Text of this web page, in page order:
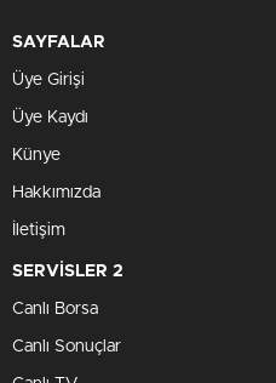
SAYFALAR
Üye Girişi
Üye Kaydı
Künye
Hakkımızda
İletişim
SERVİSLER 2
Canlı Borsa
Canlı Sonuçlar